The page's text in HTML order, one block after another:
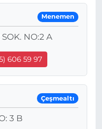
Menemen
SOK. NO:2 A
606 59 97
Çeşmealtı
3 B